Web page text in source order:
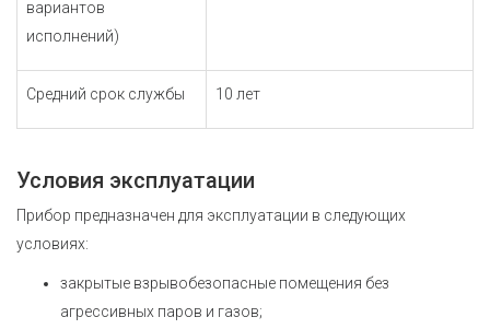
вариантов
исполнений)
Средний срок службы 10 лет
Условия эксплуатации
Прибор предназначен для эксплуатации в следующих
условиях:
закрытые взрывобезопасные помещения без
агрессивных паров и газов;